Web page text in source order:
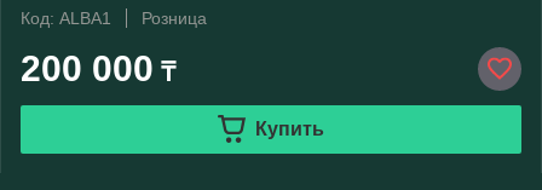
Код: ALBA1
Розница
200 000 ₸
Купить